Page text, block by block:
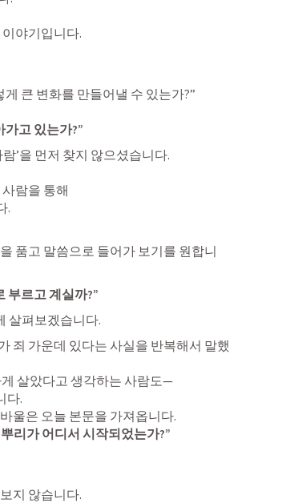
야기입니다.
큰 변화를 만들어낼 수 있는가?”
고 있는가?”
’을 먼저 찾지 않으셨습니다.
람을 통해
.
품고 말씀으로 들어가 보기를 원합니
부르고 계실까?”
살펴보겠습니다.
죄 가운데 있다는 사실을 반복해서 말했
살았다고 생각하는 사람도—
다.
리가 어디서 시작되었는가?”
지 않습니다.